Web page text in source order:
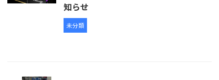
知らせ
未分類